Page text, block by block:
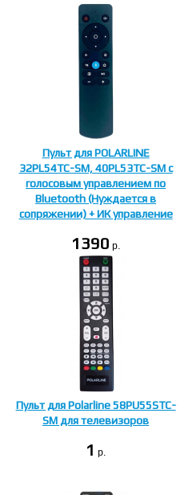
Пульт для POLARLINE
32PL54TC-SM, 40PL53TC-SM с
голосовым управлением по
Bluetooth (Нуждается в
сопряжении) + ИК управление
1390 p.
Пульт для Polarline 58PU55STC-
SM для телевизоров
1 p.